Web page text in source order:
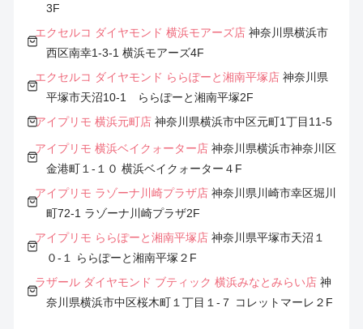
3F
エクセルコ ダイヤモンド 横浜モアーズ店 神奈川県横浜市
西区南幸1-3-1 横浜モアーズ4F
エクセルコ ダイヤモンド ららぽーと湘南平塚店 神奈川県
平塚市天沼10-1 ららぽーと湘南平塚2F
アイプリモ 横浜元町店 神奈川県横浜市中区元町1丁目11-5
アイプリモ 横浜ベイクォーター店 神奈川県横浜市神奈川区
金港町１-１０ 横浜ベイクォーター４F
アイプリモ ラゾーナ川崎プラザ店 神奈川県川崎市幸区堀川
町72-1 ラゾーナ川崎プラザ2F
アイプリモ ららぽーと湘南平塚店 神奈川県平塚市天沼１
０-１ ららぽーと湘南平塚２F
ラザール ダイヤモンド ブティック 横浜みなとみらい店 神
奈川県横浜市中区桜木町１丁目１-７ コレットマーレ２F